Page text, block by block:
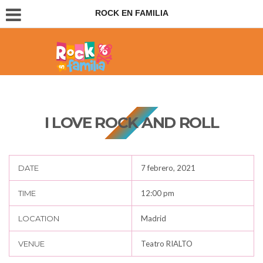
ROCK EN FAMILIA
Conciertos para padres e hijos
I LOVE ROCK AND ROLL
DATE 7 febrero, 2021
TIME 12:00 pm
LOCATION Madrid
VENUE Teatro RIALTO